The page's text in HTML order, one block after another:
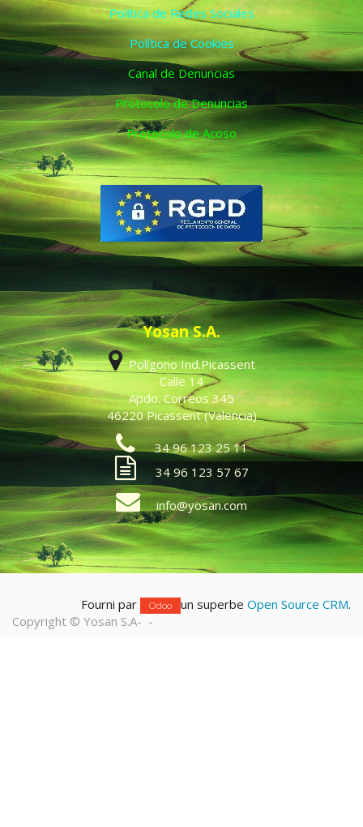
Política de Redes Sociales
Política de Cookies
Canal de Denuncias
Protocolo de Denuncias
Protocolo de Acoso
Yosan S.A.
Polígono Ind.Picassent
Calle 14
Apdo. Correos 345
46220 Picassent (Valencia)
34 96 123 25 11
34 96 123 57 67
info@yosan.com
Fourni par Odoo un superbe Open Source CRM.
Copyright © Yosan S.A- -